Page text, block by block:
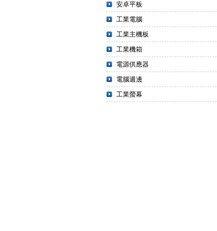
安卓平板
工業電腦
工業主機板
工業機箱
電源供應器
電腦週邊
工業螢幕